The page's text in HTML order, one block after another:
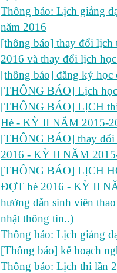
Thông báo: Lịch giảng
năm 2016
[thông báo] thay đổi lịch
2016 và thay đổi lịch
[thông báo] đăng ký
[THÔNG BÁO] Lịch
[THÔNG BÁO] LỊCH
Hè - KỲ II NĂM 2015-
[THÔNG BÁO] thay
2016 - KỲ II NĂM
[THÔNG BÁO] LỊCH
ĐỢT hè 2016 - KỲ II
hướng dẫn sinh viên
nhật thông tin..)
Thông báo: Lịch giảng
[Thông báo] kế hoạch
Thông báo: Lịch thi lần